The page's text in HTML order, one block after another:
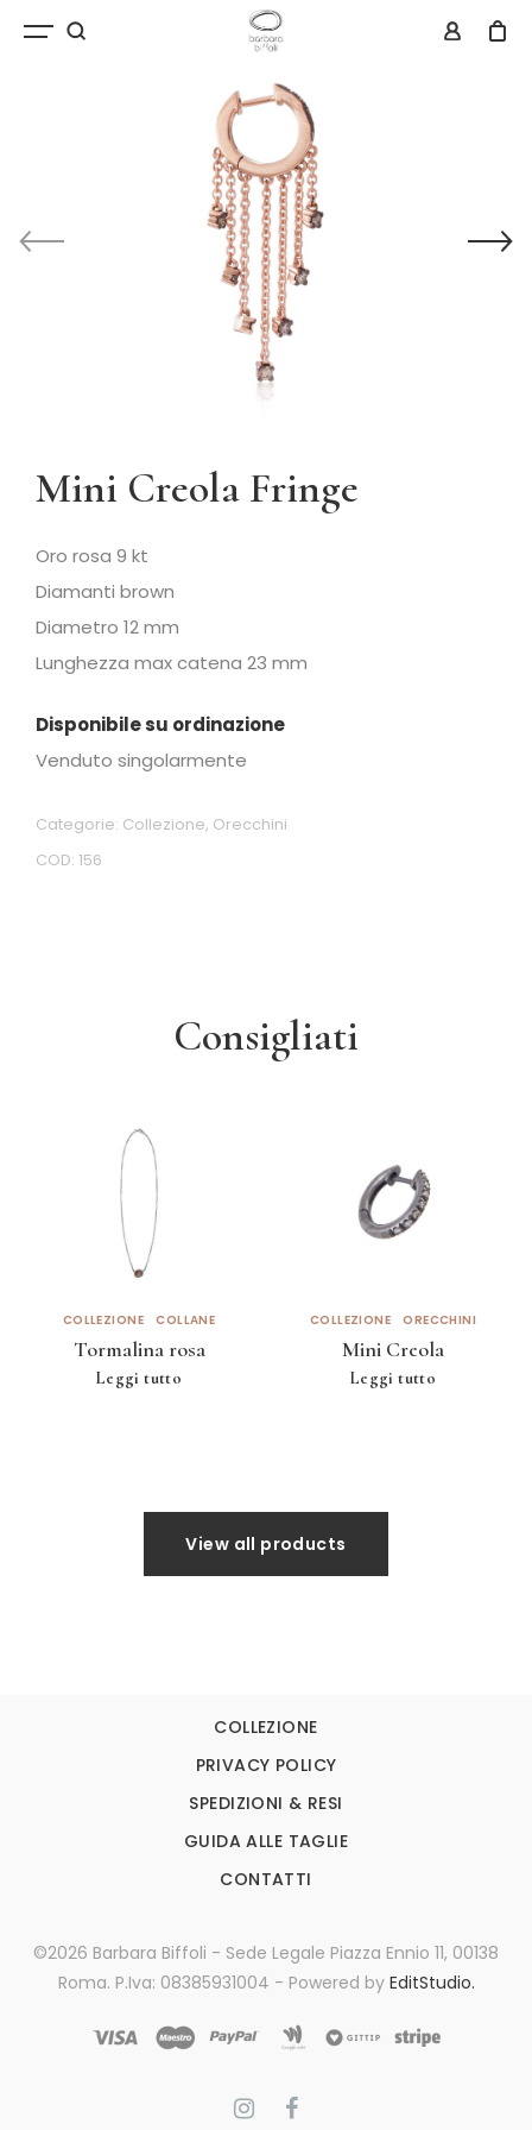
Mini Creola Fringe
Oro rosa 9 kt
Diamanti brown
Diametro 12 mm
Lunghezza max catena 23 mm
Disponibile su ordinazione
Venduto singolarmente
COD: 156
Categorie: Collezione, Orecchini
Consigliati
COLLEZIONE COLLANE
Tormalina rosa
Leggi tutto
COLLEZIONE ORECCHINI
Mini Creola
Leggi tutto
View all products
COLLEZIONE
PRIVACY POLICY
SPEDIZIONI & RESI
GUIDA ALLE TAGLIE
CONTATTI
©2026 Barbara Biffoli - Sede Legale Piazza Ennio 11, 00138
Roma. P.Iva: 08385931004 - Powered by EditStudio.